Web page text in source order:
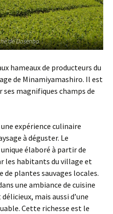
de Dosenbo
hameaux de producteurs du
de Minamiyamashiro. Il est
magnifiques champs de
expérience culinaire
à déguster. Le
élaboré à partir de
les habitants du village et
de plantes sauvages locales.
une ambiance de cuisine
mais aussi d’une
Cette richesse est le